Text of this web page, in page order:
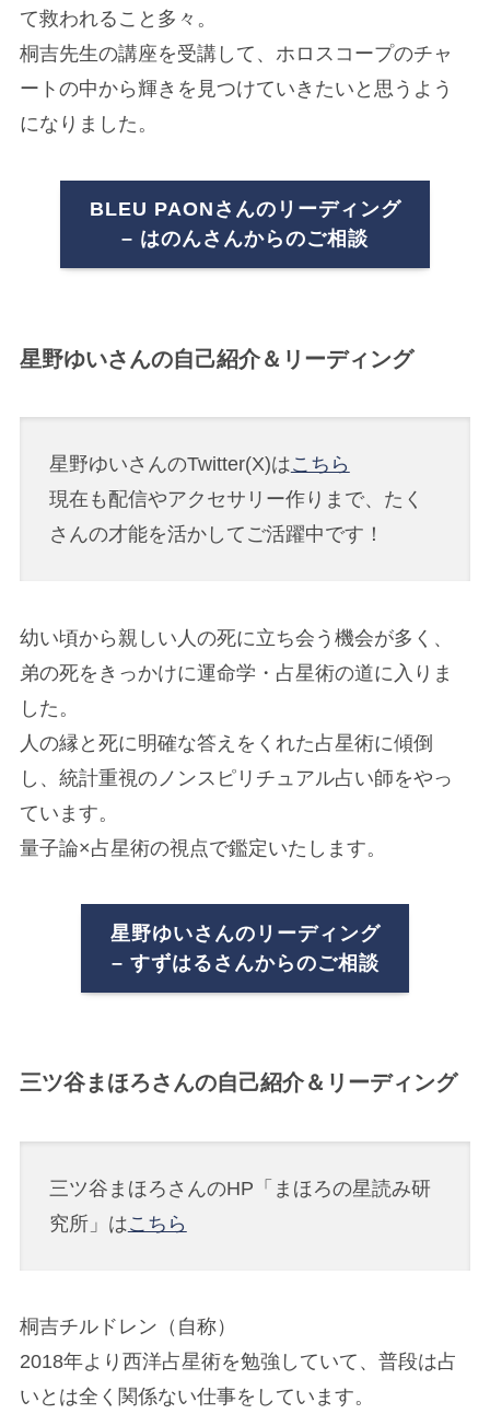
て救われること多々。
桐吉先生の講座を受講して、ホロスコープのチャ
ートの中から輝きを見つけていきたいと思うよう
になりました。
BLEU PAONさんのリーディング
– はのんさんからのご相談
星野ゆいさんの自己紹介＆リーディング
星野ゆいさんのTwitter(X)はこちら
現在も配信やアクセサリー作りまで、たく
さんの才能を活かしてご活躍中です！
幼い頃から親しい人の死に立ち会う機会が多く、
弟の死をきっかけに運命学・占星術の道に入りま
した。
人の縁と死に明確な答えをくれた占星術に傾倒
し、統計重視のノンスピリチュアル占い師をやっ
ています。
量子論×占星術の視点で鑑定いたします。
星野ゆいさんのリーディング
– すずはるさんからのご相談
三ツ谷まほろさんの自己紹介＆リーディング
三ツ谷まほろさんのHP「まほろの星読み研
究所」はこちら
桐吉チルドレン（自称）
2018年より西洋占星術を勉強していて、普段は占
いとは全く関係ない仕事をしています。